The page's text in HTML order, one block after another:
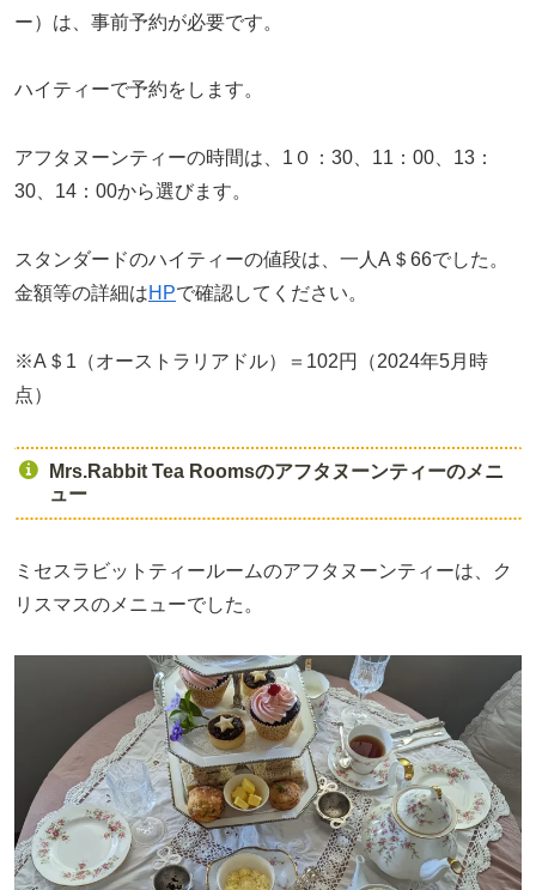
ー）は、事前予約が必要です。
ハイティーで予約をします。
アフタヌーンティーの時間は、1０：30、11：00、13：
30、14：00から選びます。
スタンダードのハイティーの値段は、一人A＄66でした。
金額等の詳細はHPで確認してください。
※A＄1（オーストラリアドル）＝102円（2024年5月時
点）
Mrs.Rabbit Tea Roomsのアフタヌーンティーのメニ
ュー
ミセスラビットティールームのアフタヌーンティーは、ク
リスマスのメニューでした。